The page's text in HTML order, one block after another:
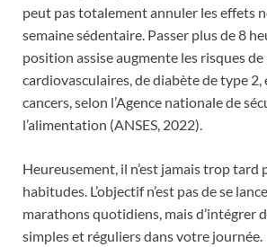
peut pas totalement annuler les effets
semaine sédentaire. Passer plus de 8
position assise augmente les risques
cardiovasculaires, de diabète de type 2,
cancers, selon l’Agence nationale de
l’alimentation (ANSES, 2022).
Heureusement, il n’est jamais trop tard
habitudes. L’objectif n’est pas de se
marathons quotidiens, mais d’intégrer
simples et réguliers dans votre journée.